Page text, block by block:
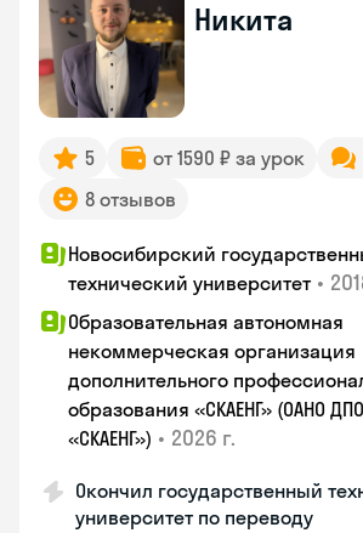
Никита
5 от 1590 ₽ за урок
8 отзывов
Новосибирский
технический университет •
Образовательная автономная
некоммерческая организация
дополнительного
образования «СКАЕНГ» (ОАНО ДПО
«СКАЕНГ») • 2026 г.
Окончил государственный
университет по переводу